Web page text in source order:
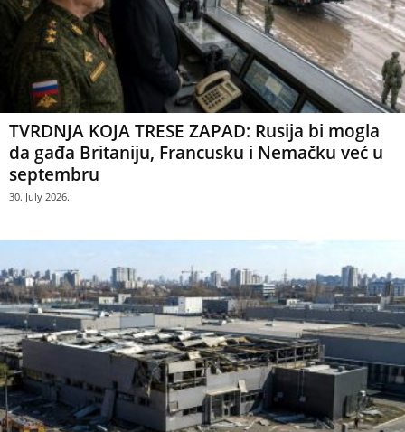
TVRDNJA KOJA TRESE ZAPAD: Rusija bi mogla
da gađa Britaniju, Francusku i Nemačku već u
septembru
30. July 2026.